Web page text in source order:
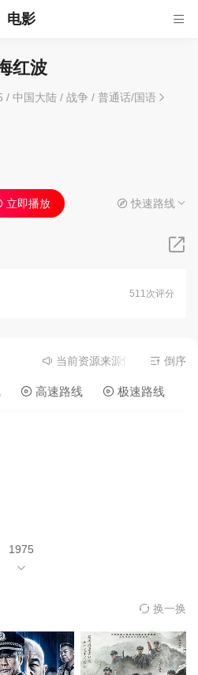
电影
红波
/ 中国大陆 / 战争/ 普通话/国语
立即播放 快速路线
511次评分
当前资源来源快速路线- 在线
倒序
高速路线 极速路线
1975
杨凤良
换一换